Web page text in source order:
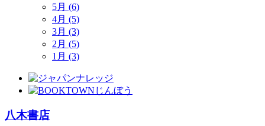
5月 (6)
4月 (5)
3月 (3)
2月 (5)
1月 (3)
八木書店